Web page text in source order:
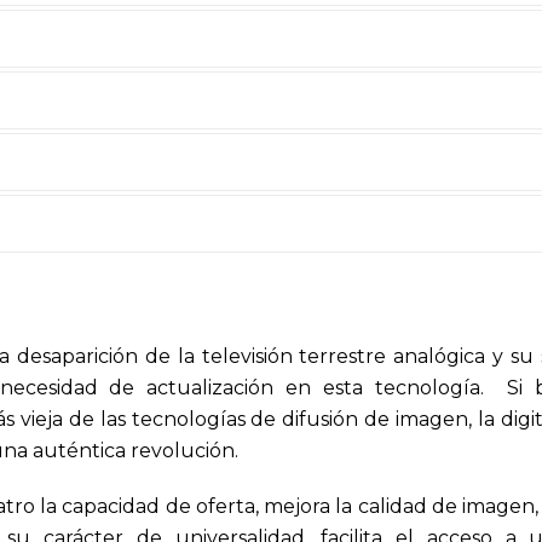
desaparición de la televisión terrestre analógica y
de actualización en esta tecnología. Si
vieja de las tecnologías de difusión de imagen, la
auténtica revolución.
la capacidad de oferta, mejora la calidad de